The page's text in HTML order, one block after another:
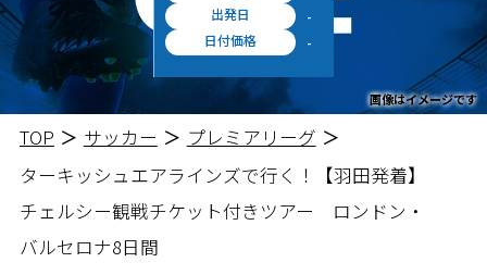
出発日
-
日付価格
-
画像はイメージです
TOP サッカー
プレミアリーグ
ターキッシュエアラインズで行く！【羽田発着】
チェルシー観戦チケット付きツアー ロンドン・
バルセロナ8日間